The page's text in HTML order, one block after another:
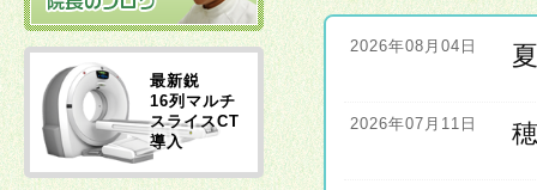
2026年08月04日
2026年07月11日
最新鋭
16列マルチ
スライスCT
導入